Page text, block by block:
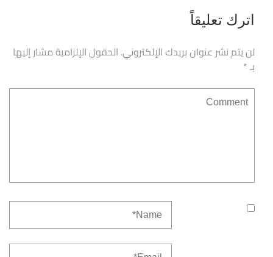
اترك تعليقاً
لن يتم نشر عنوان بريدك الإلكتروني. الحقول الإلزامية مشار إليها
بـ*